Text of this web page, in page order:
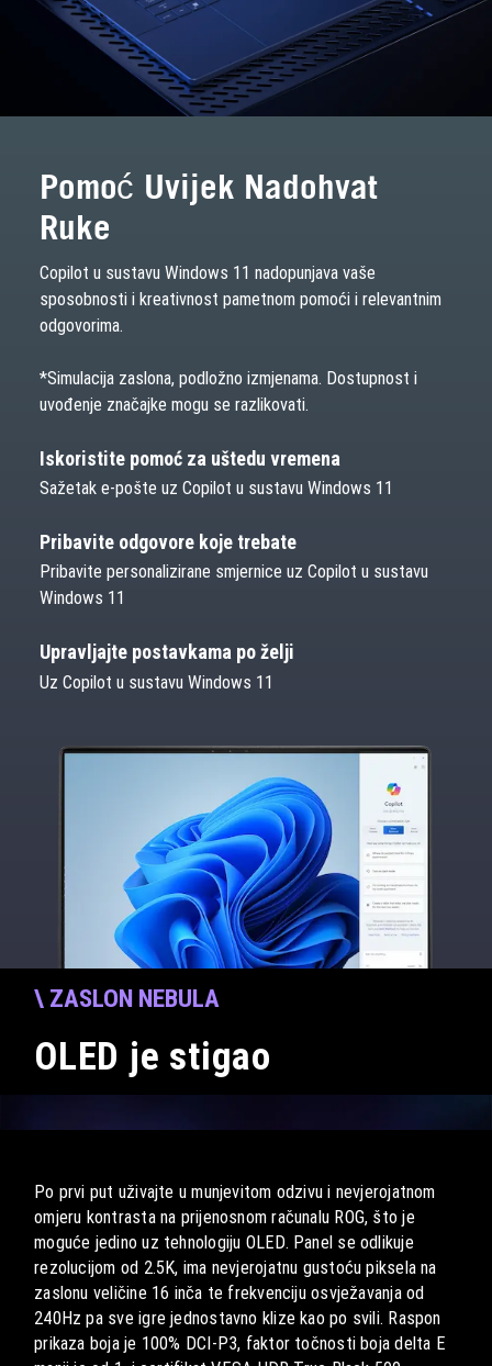
Pomoć Uvijek Nadohvat
Ruke
Copilot u sustavu Windows 11 nadopunjava vaše
sposobnosti i kreativnost pametnom pomoći i relevantnim
odgovorima.
*Simulacija zaslona, podložno izmjenama. Dostupnost i
uvođenje značajke mogu se razlikovati.
Iskoristite pomoć za uštedu vremena
Sažetak e-pošte uz Copilot u sustavu Windows 11
Pribavite odgovore koje trebate
Pribavite personalizirane smjernice uz Copilot u sustavu
Windows 11
Upravljajte postavkama po želji
Uz Copilot u sustavu Windows 11
\ ZASLON NEBULA ​
OLED je stigao​
Po prvi put uživajte u munjevitom odzivu i nevjerojatnom
omjeru kontrasta na prijenosnom računalu ROG, što je
moguće jedino uz tehnologiju OLED. Panel se odlikuje
rezolucijom od 2.5K, ima nevjerojatnu gustoću piksela na
zaslonu veličine 16 inča te frekvenciju osvježavanja od
240Hz pa sve igre jednostavno klize kao po svili. Raspon
prikaza boja je 100% DCI-P3, faktor točnosti boja delta E